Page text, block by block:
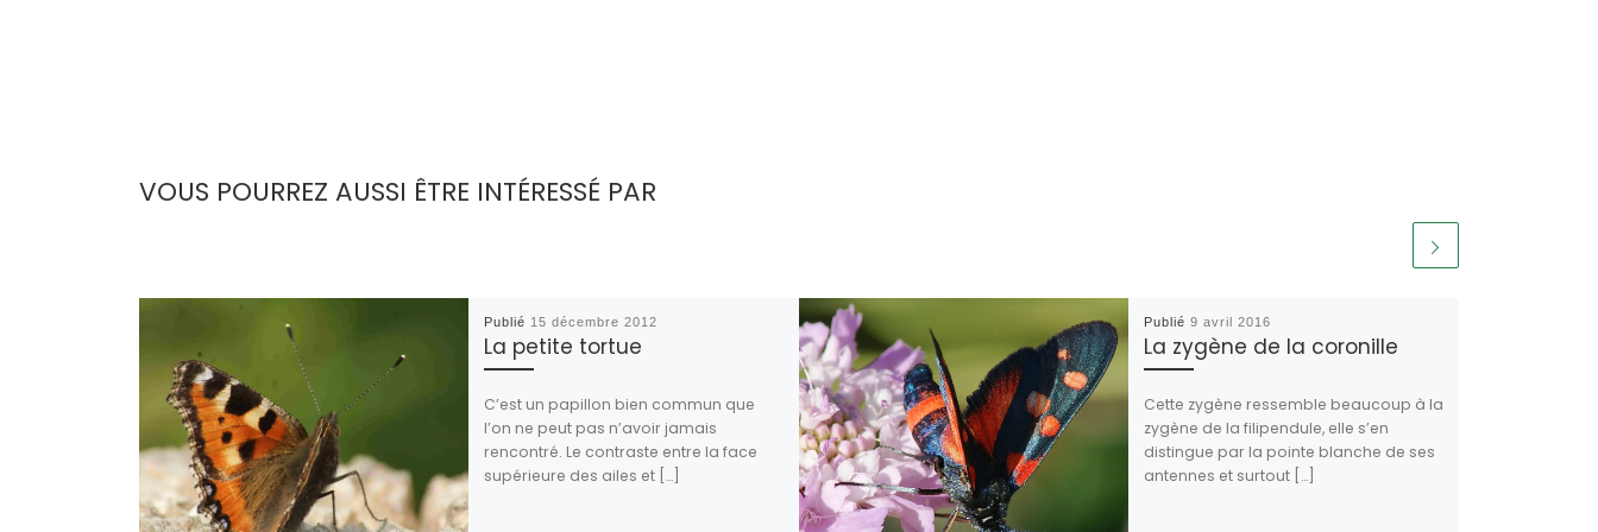
VOUS POURREZ AUSSI ÊTRE INTÉRESSÉ PAR
Publié 15 décembre 2012
La petite tortue
C’est un papillon bien commun que
l’on ne peut pas n’avoir jamais
rencontré. Le contraste entre la face
supérieure des ailes et […]
Publié 9 avril 2016
La zygène de la coronille
Cette zygène ressemble beaucoup à la
zygène de la filipendule, elle s’en
distingue par la pointe blanche de ses
antennes et surtout […]